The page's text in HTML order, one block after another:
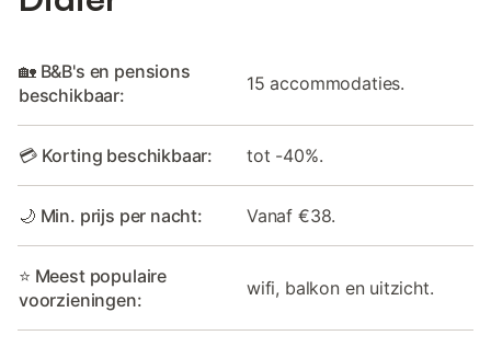
🏡 B&B's en pensions
beschikbaar:
15 accommodaties.
💳 Korting beschikbaar: tot -40%.
🌙 Min. prijs per nacht: Vanaf €38.
⭐ Meest populaire
voorzieningen:
wifi, balkon en uitzicht.